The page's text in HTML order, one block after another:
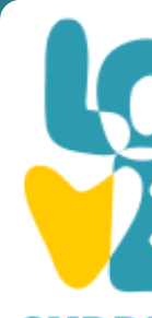
You are here:
» ΨΗΣΤΑΡΙΑ